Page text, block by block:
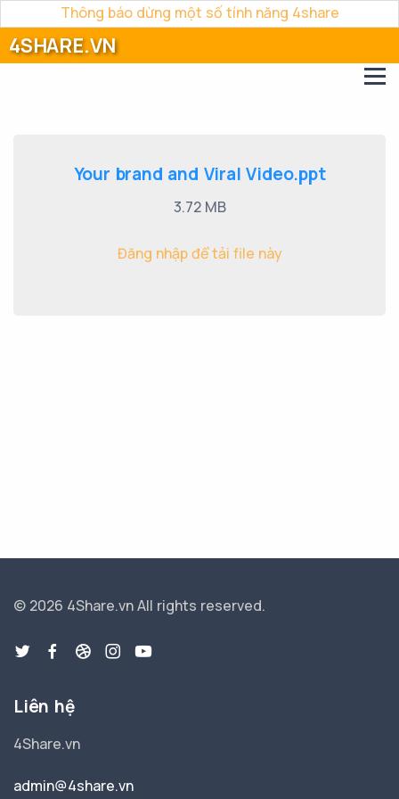
Thông báo dừng một số tính năng 4share
4SHARE.VN
Your brand and Viral Video.ppt
3.72 MB
Đăng nhập để tải file này
© 2026 4Share.vnAll rights reserved.
Liên hệ
4Share.vn
admin@4share.vn